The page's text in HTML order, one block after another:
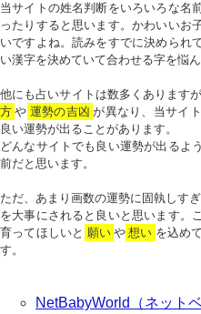
当サイトの姓名判断をいろいろな名
ったりすると思います。かわいいお
いですよね。読みをすでに決められ
い漢字を決めていて合わせる字を悩
他にも占いサイトは数多くあります
方 や 運勢の吉凶 が異なり、当サイ
良い運勢が出ることがあります。
どんなサイトでも良い運勢が出るよ
前だと思います。
ただ、あまり画数の運勢に固執しす
を大事にされると良いと思います。
育ってほしいと 願い や 想い を込め
す。
NetBabyWorld（ネットベ